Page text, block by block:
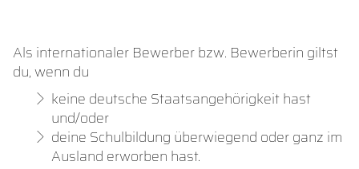
Als internationaler Bewerber bzw. Bewerberin giltst
du, wenn du
keine deutsche Staatsangehörigkeit hast
und/oder
deine Schulbildung überwiegend oder ganz im
Ausland erworben hast.